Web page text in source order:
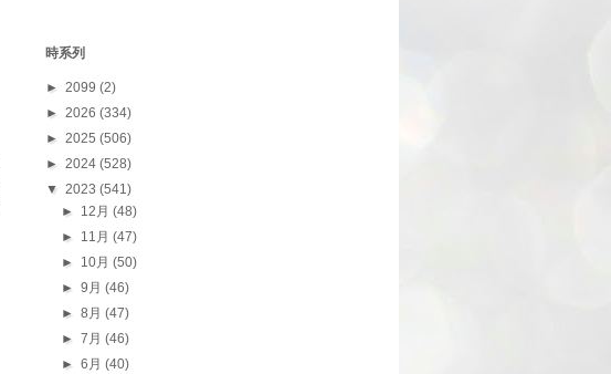
時系列
► 2099 (2)
► 2026 (334)
► 2025 (506)
► 2024 (528)
▼ 2023 (541)
► 12月(48)
► 11月(47)
► 10月(50)
►9月(46)
►8月(47)
►7月(46)
►6月(40)